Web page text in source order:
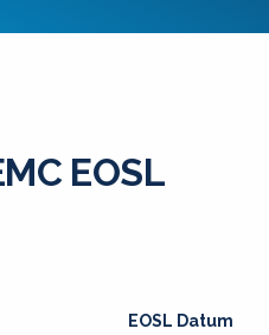
EOSL
EOSL Datum